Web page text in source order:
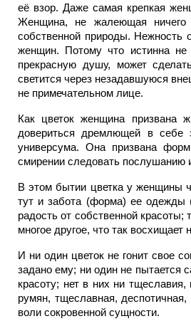
её взор. Даже самая крепкая
Женщина, не жалеющая ничего
собственной природы. Нежность
женщин. Потому что истинна
прекрасную душу, может
светится через незадавшуюся
не примечательном лице.
Как цветок женщина призвана
довериться дремлющей в себе
универсума. Она призвана
смирении следовать послушанию
В этом бытии цветка у женщины
тут и забота (форма) ее одежды
радость от собственной красоты;
многое другое, что так восхищает
И ни один цветок не гонит свое
задано ему; ни один не пытается
красоту; нет в них ни
румян, тщеславная,
воли сокровенной сущности.